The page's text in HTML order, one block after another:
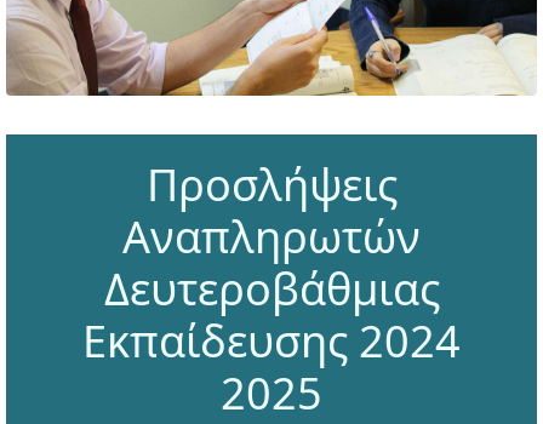
Προσλήψεις
Αναπληρωτών
Δευτεροβάθμιας
Εκπαίδευσης 2024
2025